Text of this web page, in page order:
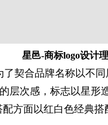
星邑-商标logo设计
契合品牌名称以不同
层次感，标志以星形
方面以红白色经典